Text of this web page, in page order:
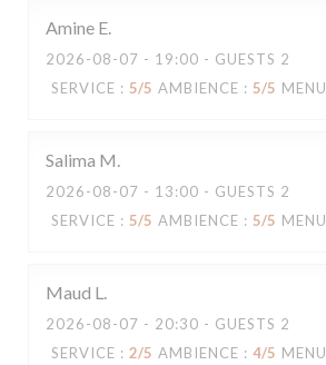
Amine E
2026-08-07 - 19:00 - GUESTS 2
SERVICE : 5/5 AMBIENCE : 5/5 MENU
Salima M
2026-08-07 - 13:00 - GUESTS 2
SERVICE : 5/5 AMBIENCE : 5/5 MENU
Maud L
2026-08-07 - 20:30 - GUESTS 2
SERVICE : 2/5 AMBIENCE : 4/5 MENU